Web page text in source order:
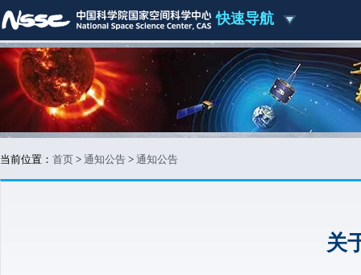
快速导航
当前位置： 首页 > 通知公告 > 通知公告
关